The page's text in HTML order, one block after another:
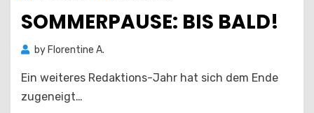
SOMMERPAUSE: BIS BALD!
by Florentine A.
Ein weiteres Redaktions-Jahr hat sich dem Ende
zugeneigt…